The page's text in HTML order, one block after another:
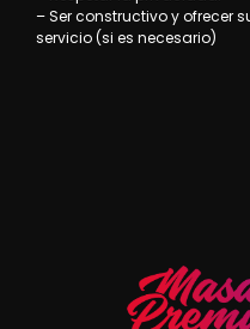
– Ser constructivo y ofrecer
servicio (si es necesario)